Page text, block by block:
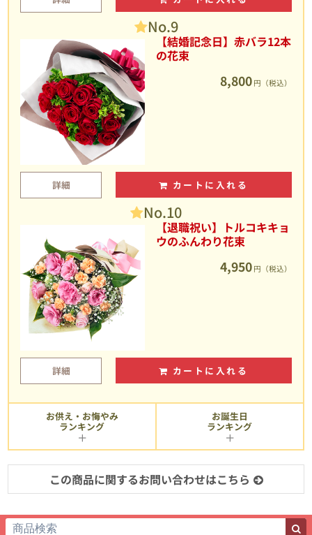
No.9
【結婚記念日】赤バラ12本
の花束
8,800 円（税込）
詳細 カートに入れる
No.10
【退職祝い】トルコキキョ
ウのふんわり花束
4,950 円（税込）
詳細 カートに入れる
お供え・お悔やみ
ランキング
お誕生日
ランキング
この商品に関するお問い合わせはこちら